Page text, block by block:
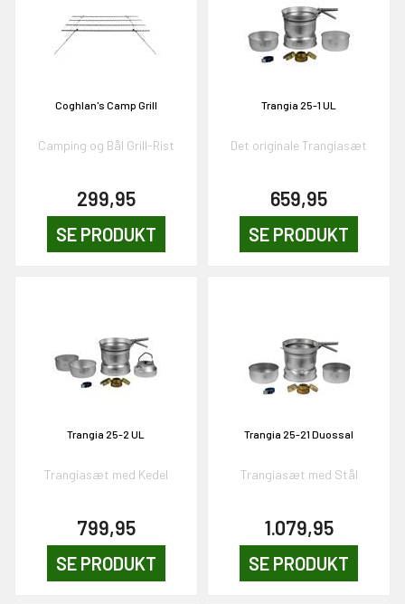
Coghlan's Camp Grill
Camping og Bål Grill-Rist
299,95
SE PRODUKT
Trangia 25-1 UL
Det originale Trangiasæt
659,95
SE PRODUKT
Trangia 25-2 UL
Trangiasæt med Kedel
799,95
SE PRODUKT
Trangia 25-21 Duossal
Trangiasæt med Stål
1.079,95
SE PRODUKT
PÅ
om måneden
VIND!